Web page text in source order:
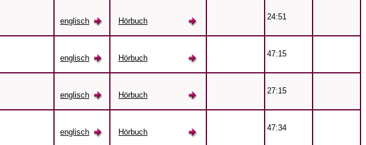
englisch Hörbuch 24:51
englisch Hörbuch 47:15
englisch Hörbuch 27:15
englisch Hörbuch 47:34